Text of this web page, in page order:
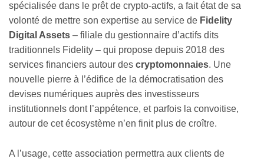
spécialisée dans le prêt de crypto-actifs, a fait état de sa
volonté de mettre son expertise au service de Fidelity
Digital Assets – filiale du gestionnaire d’actifs dits
traditionnels Fidelity – qui propose depuis 2018 des
services financiers autour des cryptomonnaies. Une
nouvelle pierre à l’édifice de la démocratisation des
devises numériques auprès des investisseurs
institutionnels dont l’appétence, et parfois la convoitise,
autour de cet écosystème n’en finit plus de croître.
A l’usage, cette association permettra aux clients de